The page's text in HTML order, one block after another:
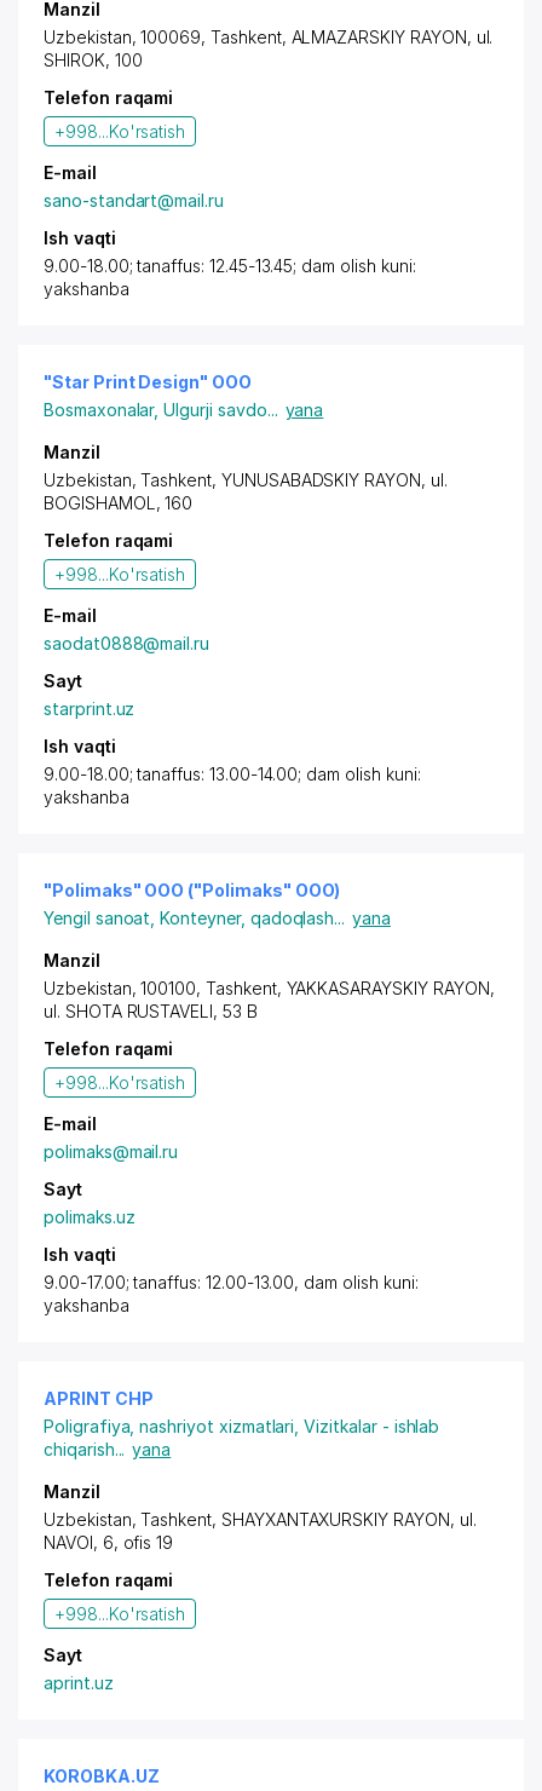
Manzil
Uzbekistan, 100069, Tashkent, ALMAZARSKIY RAYON, ul.
SHIROK, 100
Telefon raqami
+998...Ko'rsatish
E-mail
sano-standart@mail.ru
Ish vaqti
9.00-18.00; tanaffus: 12.45-13.45; dam olish kuni:
yakshanba
"Star Print Design" OOO
Bosmaxonalar,Ulgurji savdo... yana
Manzil
Uzbekistan,Tashkent, YUNUSABADSKIY RAYON, ul.
BOGISHAMOL, 160
Telefon raqami
+998...Ko'rsatish
E-mail
saodat0888@mail.ru
Sayt
starprint.uz
Ish vaqti
9.00-18.00; tanaffus: 13.00-14.00; dam olish kuni:
yakshanba
"Polimaks" OOO ("Polimaks" OOO)
Yengil sanoat ,Konteyner, qadoqlash... yana
Manzil
Uzbekistan, 100100, Tashkent, YAKKASARAYSKIY RAYON,
ul. SHOTA RUSTAVELI, 53 B
Telefon raqami
+998...Ko'rsatish
E-mail
polimaks@mail.ru
Sayt
polimaks.uz
Ish vaqti
9.00-17.00; tanaffus: 12.00-13.00, dam olish kuni:
yakshanba
APRINT CHP
Poligrafiya, nashriyot xizmatlari ,Vizitkalar - ishlab
chiqarish... yana
Manzil
Uzbekistan, Tashkent, SHAYXANTAXURSKIY RAYON, ul.
NAVOI, 6, ofis 19
Telefon raqami
+998...Ko'rsatish
Sayt
aprint.uz
KOROBKA.UZ